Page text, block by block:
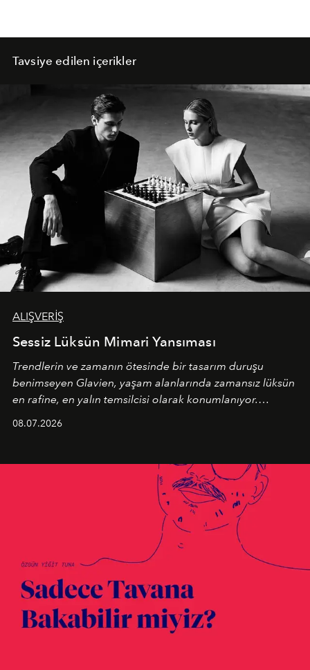
Tavsiye edilen içerikler
ALIŞVERİŞ
Sessiz Lüksün Mimari Yansıması
Trendlerin ve zamanın ötesinde bir tasarım duruşu
benimseyen Glavien, yaşam alanlarında zamansız lüksün
en rafine, en yalın temsilcisi olarak konumlanıyor.
08.07.2026